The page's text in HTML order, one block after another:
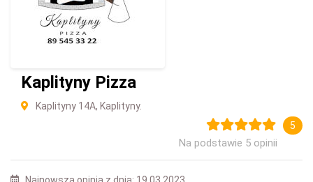
Kaplityny Pizza
Kaplityny 14A, Kaplityny.
5
Na podstawie 5 opinii